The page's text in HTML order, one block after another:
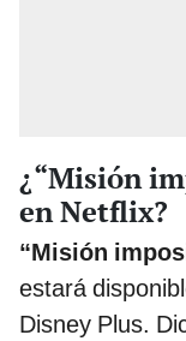
¿“Misión
en Netflix?
“Misión
estará
Disney Plus.